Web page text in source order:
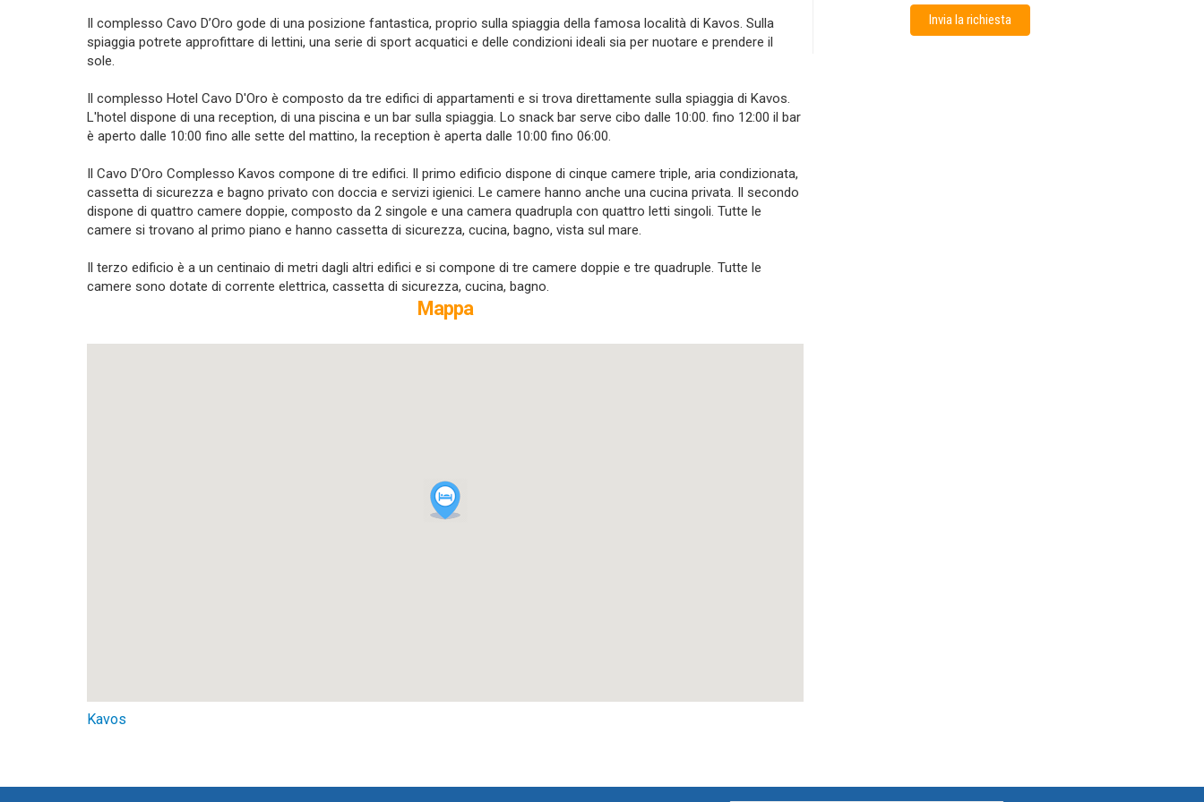
Il complesso Cavo D’Oro gode di una posizione fantastica, proprio sulla spiaggia della famosa località di Kavos. Sulla
spiaggia potrete approfittare di lettini, una serie di sport acquatici e delle condizioni ideali sia per nuotare e prendere il
sole.
Il complesso Hotel Cavo D'Oro è composto da tre edifici di appartamenti e si trova direttamente sulla spiaggia di Kavos.
L'hotel dispone di una reception, di una piscina e un bar sulla spiaggia. Lo snack bar serve cibo dalle 10:00. fino 12:00 il bar
è aperto dalle 10:00 fino alle sette del mattino, la reception è aperta dalle 10:00 fino 06:00.
Il Cavo D’Oro Complesso Kavos compone di tre edifici. Il primo edificio dispone di cinque camere triple, aria condizionata,
cassetta di sicurezza e bagno privato con doccia e servizi igienici. Le camere hanno anche una cucina privata. Il secondo
dispone di quattro camere doppie, composto da 2 singole e una camera quadrupla con quattro letti singoli. Tutte le
camere si trovano al primo piano e hanno cassetta di sicurezza, cucina, bagno, vista sul mare.
Il terzo edificio è a un centinaio di metri dagli altri edifici e si compone di tre camere doppie e tre quadruple. Tutte le
camere sono dotate di corrente elettrica, cassetta di sicurezza, cucina, bagno.
Mappa
Kavos
Invia la richiesta